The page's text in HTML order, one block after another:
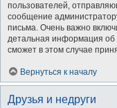
пользователей,
сообщение
письма. Очень важно
детальная информация об
сможет в этом случае
Вернуться к началу
Друзья и недруги